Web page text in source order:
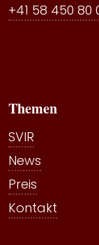
+41 58 450 80
Themen
SVIR
News
Preis
Kontakt